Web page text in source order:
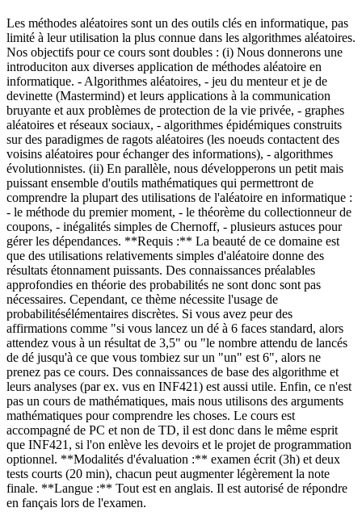
Les méthodes aléatoires sont un des outils clés en informatique, pas
limité à leur utilisation la plus connue dans les algorithmes aléatoires.
Nos objectifs pour ce cours sont doubles : (i) Nous donnerons une
introduciton aux diverses application de méthodes aléatoire en
informatique. - Algorithmes aléatoires, - jeu du menteur et je de
devinette (Mastermind) et leurs applications à la communication
bruyante et aux problèmes de protection de la vie privée, - graphes
aléatoires et réseaux sociaux, - algorithmes épidémiques construits
sur des paradigmes de ragots aléatoires (les noeuds contactent des
voisins aléatoires pour échanger des informations), - algorithmes
évolutionnistes. (ii) En parallèle, nous développerons un petit mais
puissant ensemble d'outils mathématiques qui permettront de
comprendre la plupart des utilisations de l'aléatoire en informatique :
- le méthode du premier moment, - le théorème du collectionneur de
coupons, - inégalités simples de Chernoff, - plusieurs astuces pour
gérer les dépendances. **Requis :** La beauté de ce domaine est
que des utilisations relativements simples d'aléatoire donne des
résultats étonnament puissants. Des connaissances préalables
approfondies en théorie des probabilités ne sont donc sont pas
nécessaires. Cependant, ce thème nécessite l'usage de
probabilitésélémentaires discrètes. Si vous avez peur des
affirmations comme "si vous lancez un dé à 6 faces standard, alors
attendez vous à un résultat de 3,5" ou "le nombre attendu de lancés
de dé jusqu'à ce que vous tombiez sur un "un" est 6", alors ne
prenez pas ce cours. Des connaissances de base des algorithme et
leurs analyses (par ex. vus en INF421) est aussi utile. Enfin, ce n'est
pas un cours de mathématiques, mais nous utilisons des arguments
mathématiques pour comprendre les choses. Le cours est
accompagné de PC et non de TD, il est donc dans le même esprit
que INF421, si l'on enlève les devoirs et le projet de programmation
optionnel. **Modalités d'évaluation :** examen écrit (3h) et deux
tests courts (20 min), chacun peut augmenter légèrement la note
finale. **Langue :** Tout est en anglais. Il est autorisé de répondre
en fançais lors de l'examen.